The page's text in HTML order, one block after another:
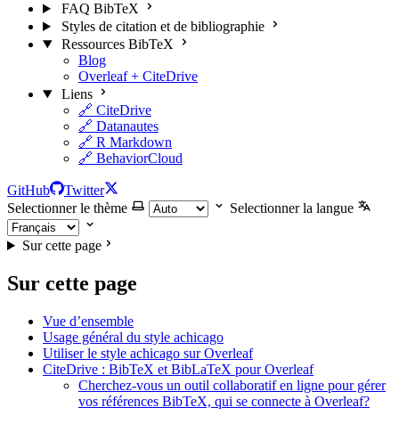
FAQ BibTeX
Styles de citation et de bibliographie
Ressources BibTeX
Blog
Overleaf + CiteDrive
Liens
🔗 CiteDrive
🔗 Datanautes
🔗 R Markdown
🔗 BehaviorCloud
GitHub
Twitter
Selectionner le thème
Selectionner la langue
Sur cette page
Sur cette page
Vue d’ensemble
Usage général du style achicago
Utiliser le style achicago sur Overleaf
CiteDrive : BibTeX et BibLaTeX pour Overleaf
Cherchez-vous un outil collaboratif en ligne pour gérer
vos références BibTeX, qui se connecte à Overleaf?